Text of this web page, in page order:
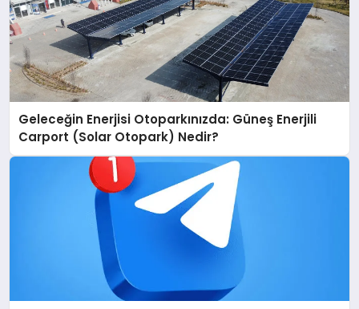
Geleceğin Enerjisi Otoparkınızda: Güneş Enerjili
Carport (Solar Otopark) Nedir?